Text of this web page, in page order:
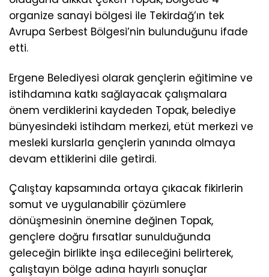
organize sanayi bölgesi ile Tekirdağ’ın tek
Avrupa Serbest Bölgesi’nin bulunduğunu ifade
etti.
Ergene Belediyesi olarak gençlerin eğitimine ve
istihdamına katkı sağlayacak çalışmalara
önem verdiklerini kaydeden Topak, belediye
bünyesindeki istihdam merkezi, etüt merkezi ve
mesleki kurslarla gençlerin yanında olmaya
devam ettiklerini dile getirdi.
Çalıştay kapsamında ortaya çıkacak fikirlerin
somut ve uygulanabilir çözümlere
dönüşmesinin önemine değinen Topak,
gençlere doğru fırsatlar sunulduğunda
geleceğin birlikte inşa edileceğini belirterek,
çalıştayın bölge adına hayırlı sonuçlar